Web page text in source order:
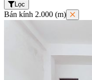
Lọc
Bán kính 2.000 (m)